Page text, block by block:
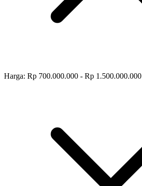
Harga: Rp 700.000.000 - Rp 1.500.000.000